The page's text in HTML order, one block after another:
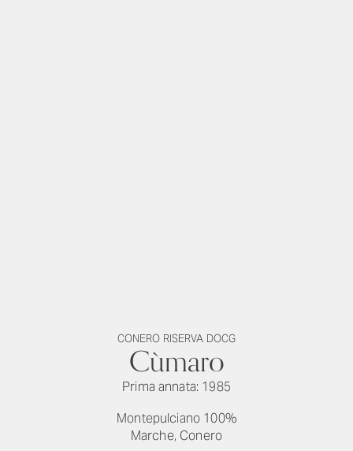
CONERO RISERVA DOCG
Cùmaro
Prima annata: 1985
Montepulciano 100%
Marche, Conero